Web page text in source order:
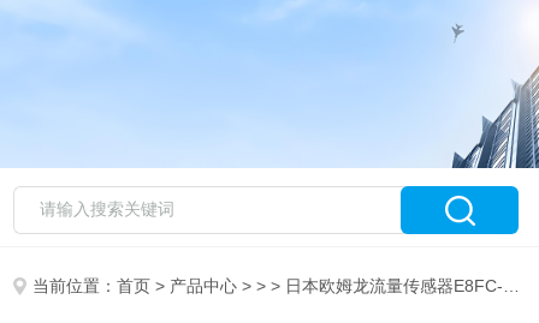
当前位置：首页 > 产品中心 > > > 日本欧姆龙流量传感器E8FC-25ST进口正品